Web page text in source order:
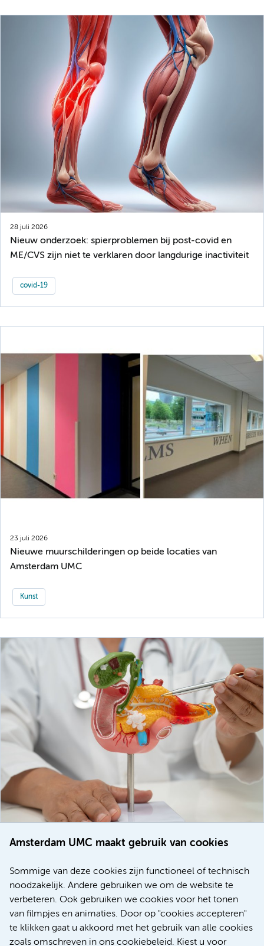
Amsterdam UMC maakt gebruik van cookies
Sommige van deze cookies zijn functioneel of technisch
noodzakelijk. Andere gebruiken we om de website te
verbeteren. Ook gebruiken we cookies voor het tonen
van filmpjes en animaties. Door op "cookies accepteren"
te klikken gaat u akkoord met het gebruik van alle cookies
zoals omschreven in ons cookiebeleid. Kiest u voor
28 juli 2026
Nieuw onderzoek: spierproblemen bij post-covid en
ME/CVS zijn niet te verklaren door langdurige inactiviteit
covid-19
23 juli 2026
Nieuwe muurschilderingen op beide locaties van
Amsterdam UMC
Kunst
voor patiënten met alvleesklierkanker verbeteren